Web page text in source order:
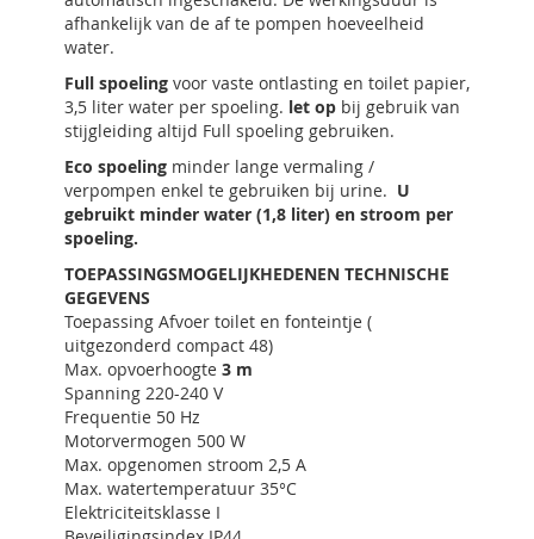
afhankelijk van de af te pompen hoeveelheid
water.
Full spoeling voor vaste ontlasting en toilet papier,
3,5 liter water per spoeling. let op bij gebruik van
stijgleiding altijd Full spoeling gebruiken.
Eco spoeling minder lange vermaling /
verpompen enkel te gebruiken bij urine. U
gebruikt minder water (1,8 liter) en stroom per
spoeling.
TOEPASSINGSMOGELIJKHEDENEN TECHNISCHE
GEGEVENS
Toepassing Afvoer toilet en fonteintje (
uitgezonderd compact 48)
Max. opvoerhoogte 3 m
Spanning 220-240 V
Frequentie 50 Hz
Motorvermogen 500 W
Max. opgenomen stroom 2,5 A
Max. watertemperatuur 35°C
Elektriciteitsklasse I